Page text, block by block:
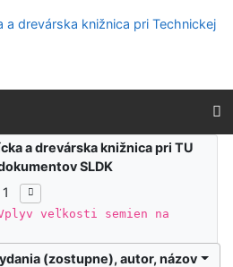
a drevárska knižnica pri TU
SLDK
1
veľkosti semien na
(zostupne), autor, názov